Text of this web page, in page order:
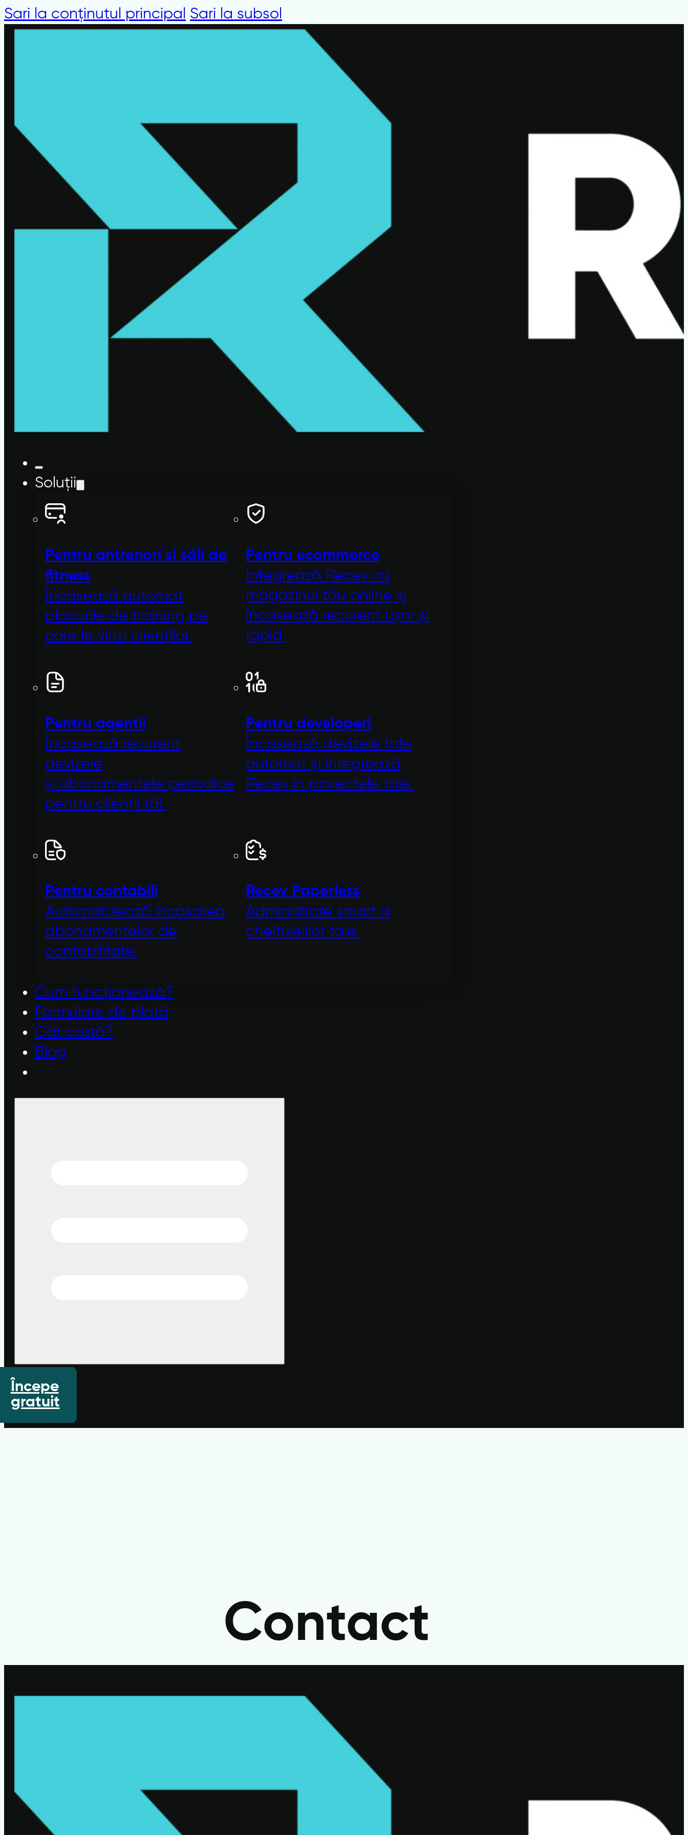
Sari la conținutul principal Sari la subsol
Soluții
Pentru antrenori si sãli de
fitness
Încasează automat
planurile de training pe
care le vinzi clienților.
Pentru ecommerce
Integrează Recev cu
magazinul tău online și
încasează recurent ușor și
rapid.
Pentru agenții
Încasează recurent
devizele
și abonamentele periodice
pentru clienții tăi.
Pentru developeri
Încasează devizele tale
automat și integrează
Recev în proiectele tale.
Pentru contabili
Automatizează încasarea
abonamentelor de
contabilitate.
Recev Paperless
Administrare smart a
cheltuielilor tale.
Cum funcționează?
Formulare de plată
Cât costă?
Blog
Începe
gratuit
Contact